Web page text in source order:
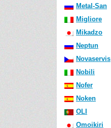
Metal-San
Migliore
Mikadzo
Neptun
Novaservis
Nobili
Nofer
Noken
OLI
Omoikiri